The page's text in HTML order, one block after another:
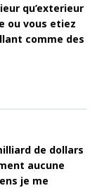
qu’exterieur
ou vous etiez
comme des
de dollars
aucune
je me